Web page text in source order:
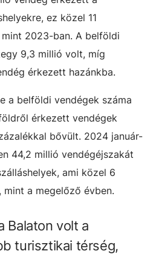
ez közel 11
2023-ban. A belföldi
9,3 millió volt, míg
érkezett hazánkba.
a belföldi vendégek száma
érkezett vendégek
bővült. 2024 január-
44,2 millió vendégéjszakát
ami közel 6
a megelőző évben.
Balaton volt a
turisztikai térség,